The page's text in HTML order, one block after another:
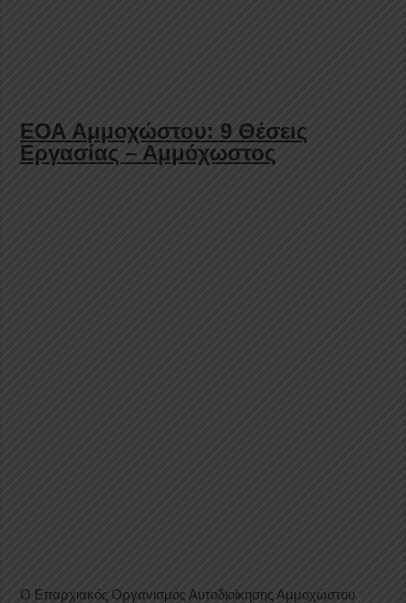
ΕΟΑ Αμμοχώστου: 9 Θέσεις
Εργασίας – Αμμόχωστος
Ο Επαρχιακός Οργανισμός Αυτοδιοίκησης Αμμοχώστου